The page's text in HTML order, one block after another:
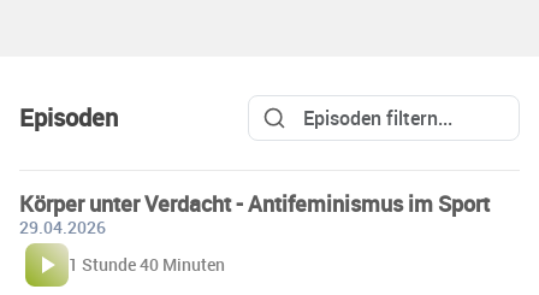
Episoden
Körper unter Verdacht - Antifeminismus im Sport
29.04.2026
1 Stunde 40 Minuten